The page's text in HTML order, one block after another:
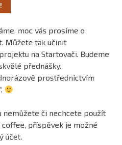
moc vás prosíme o
Můžete tak učinit
na Startovači. Budeme
přednášky.
prostřednictvím
nemůžete či nechcete použít
příspěvek je možné
účet.